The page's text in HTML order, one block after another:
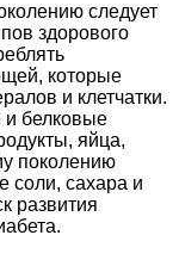
следует
здорового
которые
и клетчатки.
белковые
яйца,
поколению
соли, сахара и
развития